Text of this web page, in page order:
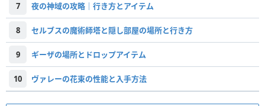
7 夜の神域の攻略｜行き方とアイテム
8 セルブスの魔術師塔と隠し部屋の場所と行き方
9 ギーザの場所とドロップアイテム
10 ヴァレーの花束の性能と入手方法